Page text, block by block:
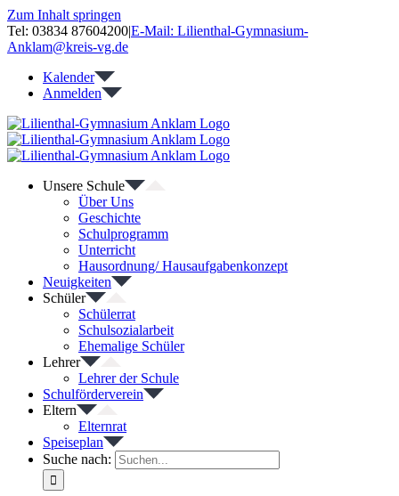
Zum Inhalt springen
Tel: 03834 87604200|E-Mail: Lilienthal-Gymnasium-
Anklam@kreis-vg.de
Kalender
Anmelden
Unsere Schule
Über Uns
Geschichte
Schulprogramm
Unterricht
Hausordnung/ Hausaufgabenkonzept
Neuigkeiten
Schüler
Schülerrat
Schulsozialarbeit
Ehemalige Schüler
Lehrer
Lehrer der Schule
Schulförderverein
Eltern
Elternrat
Speiseplan
Suche nach: